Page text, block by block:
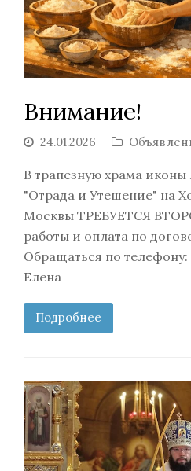
Внимание!
24.01.2026
В трапезную храма
"Отрада и Утешение" на
Москвы ТРЕБУЕТСЯ
работы и оплата по
Обращаться по телефону:
Елена
Подробнее